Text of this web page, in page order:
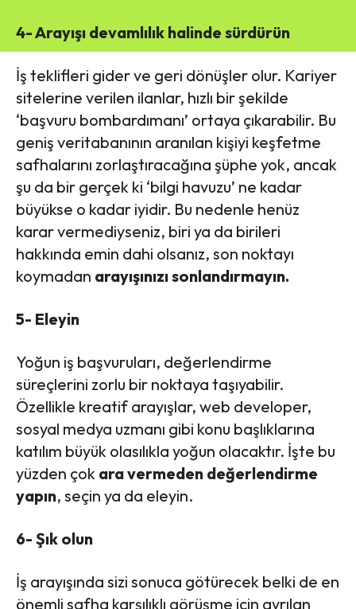
4- Arayışı devamlılık halinde sürdürün
İş teklifleri gider ve geri dönüşler olur. Kariyer
sitelerine verilen ilanlar, hızlı bir şekilde
‘başvuru bombardımanı’ ortaya çıkarabilir. Bu
geniş veritabanının aranılan kişiyi keşfetme
safhalarını zorlaştıracağına şüphe yok, ancak
şu da bir gerçek ki ‘bilgi havuzu’ ne kadar
büyükse o kadar iyidir. Bu nedenle henüz
karar vermediyseniz, biri ya da birileri
hakkında emin dahi olsanız, son noktayı
koymadan arayışınızı sonlandırmayın.
5- Eleyin
Yoğun iş başvuruları, değerlendirme
süreçlerini zorlu bir noktaya taşıyabilir.
Özellikle kreatif arayışlar, web developer,
sosyal medya uzmanı gibi konu başlıklarına
katılım büyük olasılıkla yoğun olacaktır. İşte bu
yüzden çok ara vermeden değerlendirme
yapın, seçin ya da eleyin.
6- Şık olun
İş arayışında sizi sonuca götürecek belki de en
önemli safha karşılıklı görüşme için ayrılan